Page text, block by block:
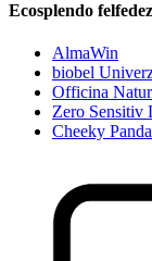
Ecosplendo
AlmaWin
biobel
Officina
Zero Sensitiv
Cheeky